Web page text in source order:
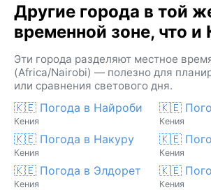
Другие города в той
временной зоне, что и
Эти города разделяют местное
(Africa/Nairobi) — полезно для
или сравнения светового дня.
🇰🇪 Погода в Найроби
Кения
🇰🇪
Кения
🇰🇪 Погода в Накуру
Кения
🇰🇪
Кения
🇰🇪 Погода в Элдорет
Кения
🇰🇪
Кения